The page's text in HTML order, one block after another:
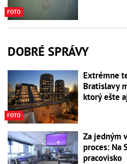
FOTO
DOBRÉ SPRÁVY
FOTO
Extrémne
Bratislavy
ktorý ešte
Za jedným
proces: Na
pracovisko